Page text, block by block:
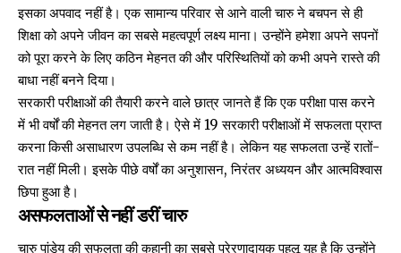
इसका अपवाद नहीं है। एक सामान्य परिवार से आने वाली चारु ने बचपन से ही
शिक्षा को अपने जीवन का सबसे महत्वपूर्ण लक्ष्य माना। उन्होंने हमेशा अपने सपनों
को पूरा करने के लिए कठिन मेहनत की और परिस्थितियों को कभी अपने रास्ते की
बाधा नहीं बनने दिया।
सरकारी परीक्षाओं की तैयारी करने वाले छात्र जानते हैं कि एक परीक्षा पास करने
में भी वर्षों की मेहनत लग जाती है। ऐसे में 19 सरकारी परीक्षाओं में सफलता प्राप्त
करना किसी असाधारण उपलब्धि से कम नहीं है। लेकिन यह सफलता उन्हें रातों-
रात नहीं मिली। इसके पीछे वर्षों का अनुशासन, निरंतर अध्ययन और आत्मविश्वास
छिपा हुआ है।
असफलताओं से नहीं डरीं चारु
चारु पांडेय की सफलता की कहानी का सबसे प्रेरणादायक पहलू यह है कि उन्होंने